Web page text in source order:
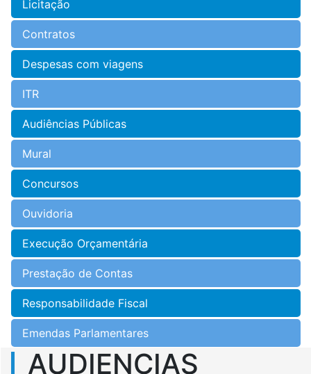
Licitação
Contratos
Despesas com viagens
ITR
Audiências Públicas
Mural
Concursos
Ouvidoria
Execução Orçamentária
Prestação de Contas
Responsabilidade Fiscal
Emendas Parlamentares
AUDIENCIAS